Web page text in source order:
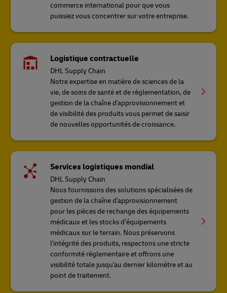
commerce international pour que vous
puissiez vous concentrer sur votre entreprise.
Logistique contractuelle
DHL Supply Chain
Notre expertise en matière de sciences de la
vie, de soins de santé et de réglementation, de
gestion de la chaîne d'approvisionnement et
de visibilité des produits vous permet de saisir
de nouvelles opportunités de croissance.
Services logistiques mondial
DHL Supply Chain
Nous fournissons des solutions spécialisées de
gestion de la chaîne d'approvisionnement
pour les pièces de rechange des équipements
médicaux et les stocks d’équipements
médicaux sur le terrain. Nous préservons
l'intégrité des produits, respectons une stricte
conformité réglementaire et offrons une
visibilité totale jusqu'au dernier kilomètre et au
point de traitement.